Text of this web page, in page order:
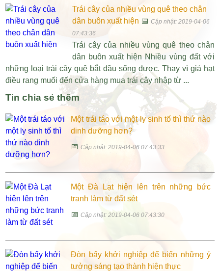
Trái cây của nhiều vùng quê theo chân
dân buôn xuất hiện 📅 Cập nhật: 2019-04-06
07:43:36
Trái cây của nhiều vùng quê theo chân
dân buôn xuất hiện Nhiều vùng đất với
những loại trái cây quê bắt đầu sống được. Thay vì giá hạt
điều rang muối đến cửa hàng mua trái cây nhập từ ...
Tin chia sẻ thêm
Một trái táo với một ly sinh tố thì thứ nào
dinh dưỡng hơn?
📅Cập nhật: 2019-04-06 07:43:33
Một Đà Lạt hiện lên trên những bức
tranh làm từ đất sét
📅Cập nhật: 2019-04-06 07:43:30
Đòn bẩy khởi nghiệp để biến những ý
tưởng sáng tạo thành hiện thực